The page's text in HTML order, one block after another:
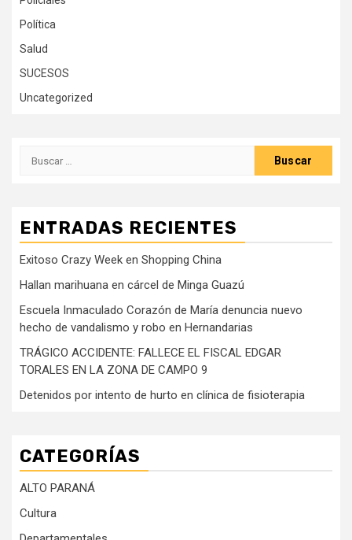
Política
Salud
SUCESOS
Uncategorized
Buscar:
ENTRADAS RECIENTES
Exitoso Crazy Week en Shopping China
Hallan marihuana en cárcel de Minga Guazú
Escuela Inmaculado Corazón de María denuncia nuevo
hecho de vandalismo y robo en Hernandarias
TRÁGICO ACCIDENTE: FALLECE EL FISCAL EDGAR
TORALES EN LA ZONA DE CAMPO 9
Detenidos por intento de hurto en clínica de fisioterapia
CATEGORÍAS
ALTO PARANÁ
Cultura